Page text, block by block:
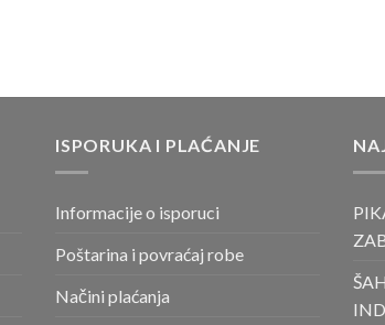
ISPORUKA I PLAĆANJE
Informacije o isporuci
Poštarina i povraćaj robe
Načini plaćanja